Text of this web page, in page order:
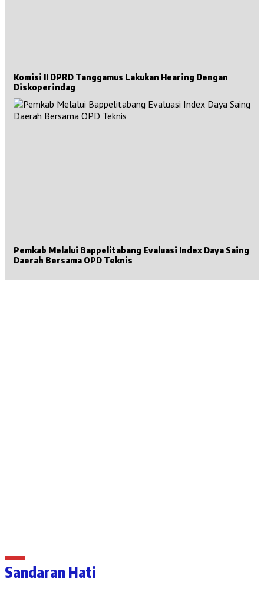
Komisi II DPRD Tanggamus Lakukan Hearing Dengan
Diskoperindag
Pemkab Melalui Bappelitabang Evaluasi Index Daya Saing
Daerah Bersama OPD Teknis
Sandaran Hati